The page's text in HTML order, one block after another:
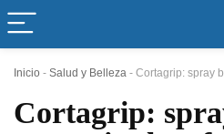
Inicio - Salud y Belleza - Cortagrip: spray
Cortagrip: